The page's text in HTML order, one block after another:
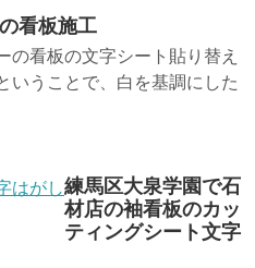
看板施工
の看板の文字シート貼り替え
いうことで、白を基調にした
練馬区大泉学園で石
材店の袖看板のカッ
ティングシート文字